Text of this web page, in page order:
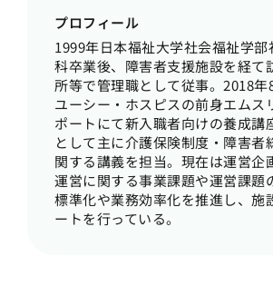
プロフィール
1999年日本福祉大学社会福祉学部
科卒業後、障害者支援施設を経て
所等で管理職として従事。2018年
ユーシー・ホスピスの前身エムス
ポートにて新入職者向けの養成講
として主に介護保険制度・障害者
関する講義を担当。現在は運営企
運営に関する事業課題や運営課題
標準化や業務効率化を推進し、施
ートを行っている。